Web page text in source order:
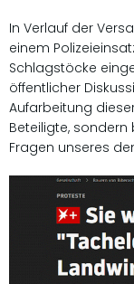
In Verlauf der
einem
Schlagstöcke
öffentlicher
Aufarbeitung
Beteiligte,
Fragen unseres